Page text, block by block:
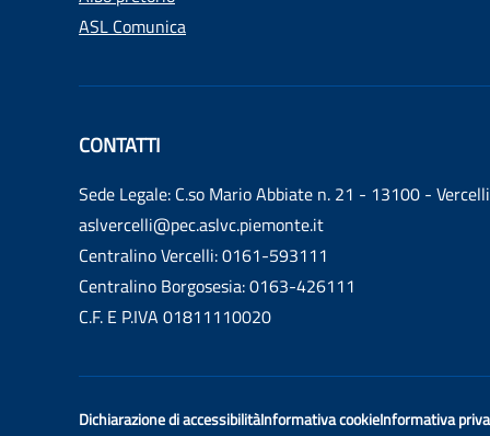
ASL Comunica
CONTATTI
Sede Legale: C.so Mario Abbiate n. 21 - 13100 - Vercelli
aslvercelli@pec.aslvc.piemonte.it
Centralino Vercelli: 0161-593111
Centralino Borgosesia: 0163-426111
C.F. E P.IVA 01811110020
Dichiarazione di accessibilitàInformativa cookieInformativa